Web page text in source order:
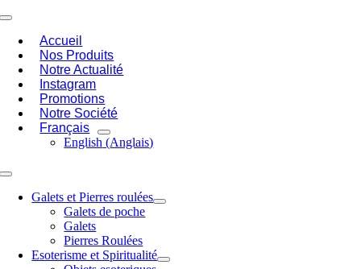
Passer
contenu
Toggle
NavigationAccueil
Nos Produits
Notre Actualité
Instagram
Promotions
Notre Société
Français
English (Anglais)
Toggle
NavigationGalets et Pierres roulées
Galets de poche
Galets
Pierres Roulées
Esoterisme et Spiritualité